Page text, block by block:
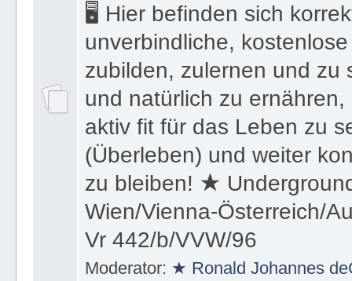
🖥 Hier befinden sich
unverbindliche,
zubilden, zulernen und zu
und natürlich zu
aktiv fit für das Leben zu
(Überleben) und weiter
zu bleiben! ★
Wien/Vienna-Österreich/
Vr 442/b/VVW/96
Moderator: ★ Ronald Johannes